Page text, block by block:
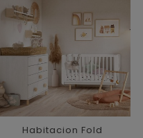
Habitacion Fold